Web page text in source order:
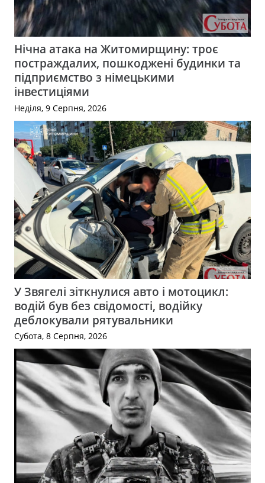
Нічна атака на Житомирщину: троє
постраждалих, пошкоджені будинки та
підприємство з німецькими
інвестиціями
Неділя, 9 Серпня, 2026
У Звягелі зіткнулися авто і мотоцикл:
водій був без свідомості, водійку
деблокували рятувальники
Субота, 8 Серпня, 2026